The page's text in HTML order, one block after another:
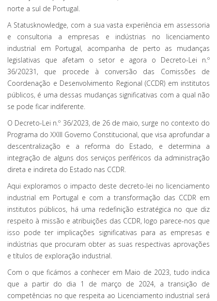
norte a sul de Portugal.
A Statusknowledge, com a sua vasta experiência em assessoria
e consultoria a empresas e indústrias no licenciamento
industrial em Portugal, acompanha de perto as mudanças
legislativas que afetam o setor e agora o Decreto-Lei n.º
36/20231, que procede à conversão das Comissões de
Coordenação e Desenvolvimento Regional (CCDR) em institutos
públicos, é uma dessas mudanças significativas com a qual não
se pode ficar indiferente.
O Decreto-Lei n.º 36/2023, de 26 de maio, surge no contexto do
Programa do XXIII Governo Constitucional, que visa aprofundar a
descentralização e a reforma do Estado, e determina a
integração de alguns dos serviços periféricos da administração
direta e indireta do Estado nas CCDR.
Aqui exploramos o impacto deste decreto-lei no licenciamento
industrial em Portugal e com a transformação das CCDR em
institutos públicos, há uma redefinição estratégica no que diz
respeito à missão e atribuições das CCDR, logo parece-nos que
isso pode ter implicações significativas para as empresas e
indústrias que procuram obter as suas respectivas aprovações
e títulos de exploração industrial.
Com o que ficámos a conhecer em Maio de 2023, tudo indica
que a partir do dia 1 de março de 2024, a transição de
competências no que respeita ao Licenciamento industrial será